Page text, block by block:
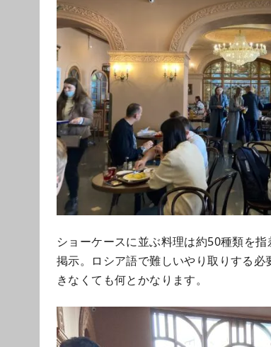
ショーケースに並ぶ料理は約50種類を
掲示。ロシア語で難しいやり取りする
きなくても何とかなります。